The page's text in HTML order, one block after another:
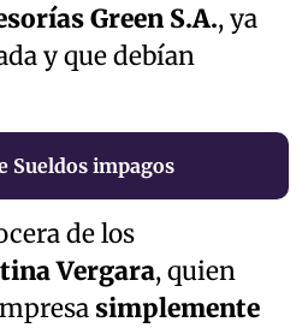
Green S.A., ya
y que debían
Sueldos impagos
de los
Vergara, quien
simplemente